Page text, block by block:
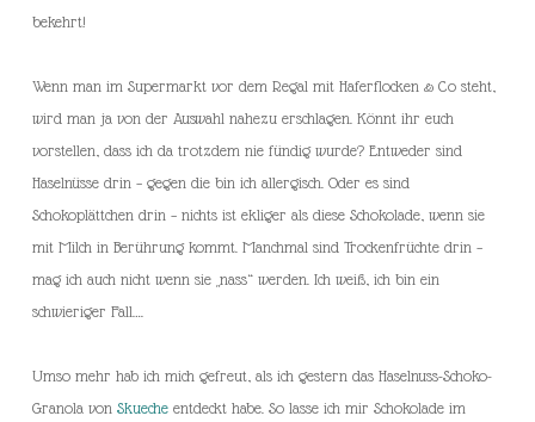
bekehrt!
Wenn man im Supermarkt vor dem Regal mit Haferflocken & Co steht,
wird man ja von der Auswahl nahezu erschlagen. Könnt ihr euch
vorstellen, dass ich da trotzdem nie fündig wurde? Entweder sind
Haselnüsse drin – gegen die bin ich allergisch. Oder es sind
Schokoplättchen drin – nichts ist ekliger als diese Schokolade, wenn sie
mit Milch in Berührung kommt. Manchmal sind Trockenfrüchte drin –
mag ich auch nicht wenn sie „nass“ werden. Ich weiß, ich bin ein
schwieriger Fall….
Umso mehr hab ich mich gefreut, als ich gestern das Haselnuss-Schoko-
Granola von Skueche entdeckt habe. So lasse ich mir Schokolade im